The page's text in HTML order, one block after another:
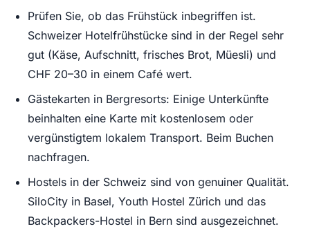
Prüfen Sie, ob das Frühstück inbegriffen ist.
Schweizer Hotelfrühstücke sind in der Regel sehr
gut (Käse, Aufschnitt, frisches Brot, Müesli) und
CHF 20–30 in einem Café wert.
Gästekarten in Bergresorts: Einige Unterkünfte
beinhalten eine Karte mit kostenlosem oder
vergünstigtem lokalem Transport. Beim Buchen
nachfragen.
Hostels in der Schweiz sind von genuiner Qualität.
SiloCity in Basel, Youth Hostel Zürich und das
Backpackers-Hostel in Bern sind ausgezeichnet.